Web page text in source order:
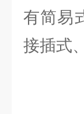
有简易
接插式